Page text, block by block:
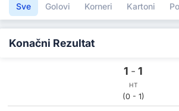
Sve Golovi Korneri Kartoni
Konačni Rezultat
1 - 1
HT
(0 - 1)